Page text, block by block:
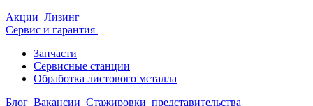
Акции Лизинг
Сервис и гарантия
Запчасти
Сервисные станции
Обработка листового металла
Блог Вакансии Стажировки представительства